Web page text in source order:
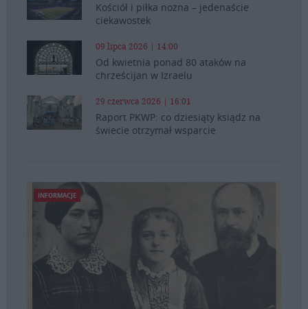
Kościół i piłka nożna – jedenaście
ciekawostek
09 lipca 2026 | 14:00
Od kwietnia ponad 80 ataków na
chrześcijan w Izraelu
29 czerwca 2026 | 16:01
Raport PKWP: co dziesiąty ksiądz na
świecie otrzymał wsparcie
INFORMACJE